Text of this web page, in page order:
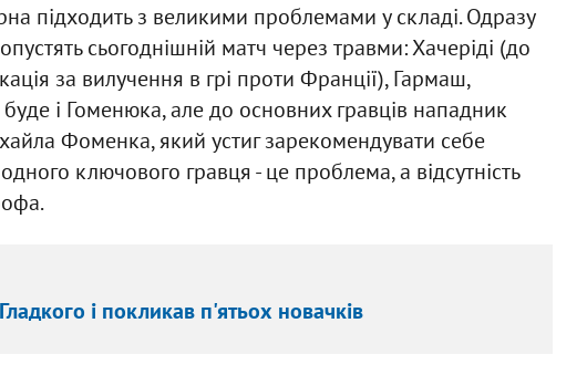
підходить з великими проблемами у складі. Одразу
сьогоднішній матч через травми: Хачеріді (до
за вилучення в грі проти Франції), Гармаш,
і Гоменюка, але до основних гравців нападник
Фоменка, який устиг зарекомендувати себе
ключового гравця - це проблема, а відсутність
і покликав п'ятьох новачків